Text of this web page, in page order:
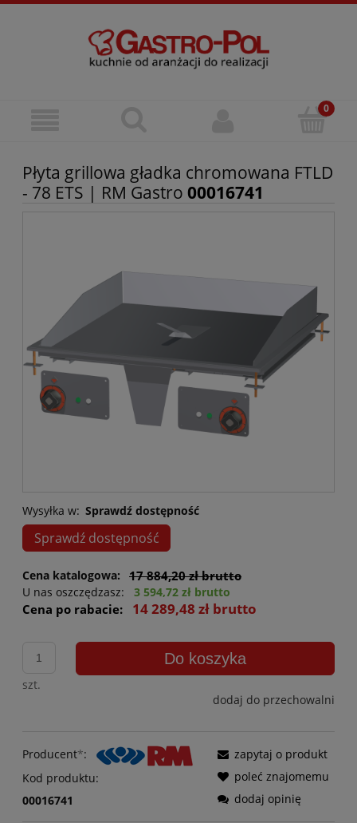
Płyta grillowa gładka chromowana FTLD
- 78 ETS | RM Gastro 00016741
Wysyłka w: Sprawdź dostępność
Sprawdź dostępność
Cena katalogowa: 17 884,20 zł brutto
U nas oszczędzasz: 3 594,72 zł brutto
Cena po rabacie: 14 289,48 zł brutto
szt.
Do koszyka
dodaj do przechowalni
Producent*:
Kod produktu:
00016741
zapytaj o produkt
poleć znajomemu
dodaj opinię